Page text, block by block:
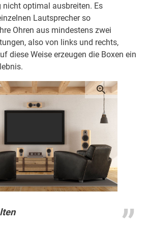
nicht optimal ausbreiten. Es
Lautsprecher so
Ohren aus mindestens zwei
also von links und rechts,
diese Weise erzeugen die Boxen ein